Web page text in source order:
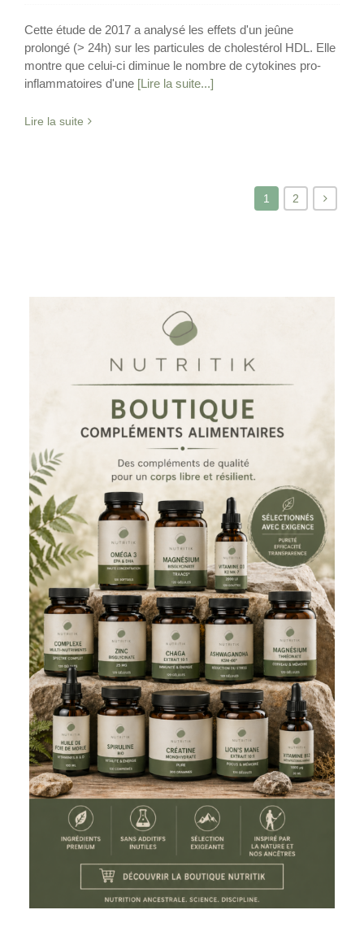
Cette étude de 2017 a analysé les effets d'un jeûne
prolongé (> 24h) sur les particules de cholestérol HDL. Elle
montre que celui-ci diminue le nombre de cytokines pro-
inflammatoires d'une [Lire la suite...]
Lire la suite
1 2